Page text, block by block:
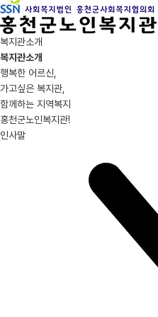
복지관소개
복지관소개
행복한 어르신,
가고싶은 복지관,
함께하는 지역복지
홍천군노인복지관!
인사말